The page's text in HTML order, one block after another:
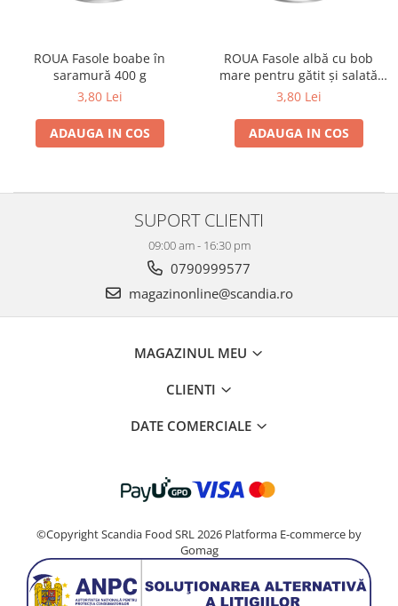
ROUA Fasole boabe în
saramură 400 g
3,80 Lei
ADAUGA IN COS
ROUA Fasole albă cu bob
mare pentru gătit și salată
400 g
3,80 Lei
ADAUGA IN COS
SUPORT CLIENTI
09:00 am - 16:30 pm
0790999577
magazinonline@scandia.ro
MAGAZINUL MEU
CLIENTI
DATE COMERCIALE
©Copyright Scandia Food SRL 2026 Platforma E-commerce by
Gomag